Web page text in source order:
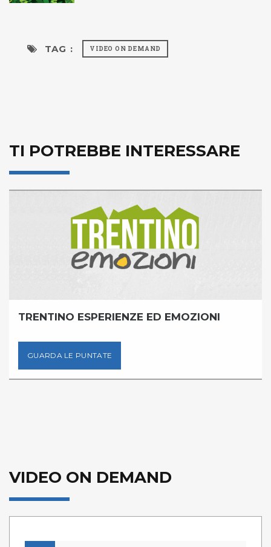
TAG : VIDEO ON DEMAND
TI POTREBBE INTERESSARE
TRENTINO ESPERIENZE ED EMOZIONI
GUARDA LE PUNTATE
VIDEO ON DEMAND